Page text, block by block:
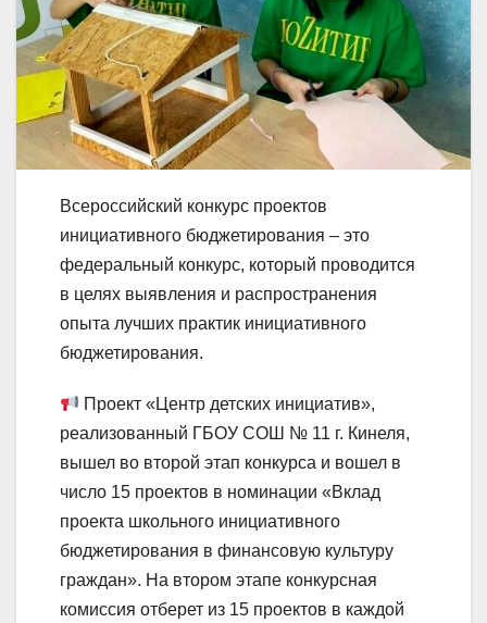
Всероссийский конкурс проектов
инициативного бюджетирования – это
федеральный конкурс, который проводится
в целях выявления и распространения
опыта лучших практик инициативного
бюджетирования.
Проект «Центр детских инициатив»,
реализованный ГБОУ СОШ № 11 г. Кинеля,
вышел во второй этап конкурса и вошел в
число 15 проектов в номинации «Вклад
проекта школьного инициативного
бюджетирования в финансовую культуру
граждан». На втором этапе конкурсная
комиссия отберет из 15 проектов в каждой